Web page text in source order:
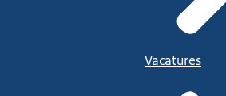
Vacatures